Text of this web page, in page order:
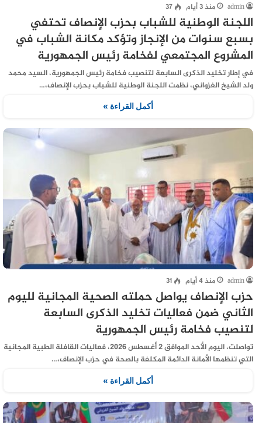
admin منذ 3 أيام 37
اللجنة الوطنية للشباب بحزب الإنصاف تحتفي
بسبع سنوات من الإنجاز وتؤكد مكانة الشباب في
المشروع المجتمعي لفخامة رئيس الجمهورية
في إطار تخليد الذكرى السابعة لتنصيب فخامة رئيس الجمهورية، السيد محمد
ولد الشيخ الغزواني، نظمت اللجنة الوطنية للشباب بحزب الإنصاف،…
أكمل القراءة »
admin منذ 4 أيام 31
حزب الإنصاف يواصل حملته الصحية المجانية لليوم
الثاني ضمن فعاليات تخليد الذكرى السابعة
لتنصيب فخامة رئيس الجمهورية
تواصلت، اليوم الأحد الموافق 2 أغسطس 2026، فعاليات القافلة الطبية المجانية
التي تنظمها الأمانة الدائمة المكلفة بالصحة في حزب الإنصاف،…
أكمل القراءة »